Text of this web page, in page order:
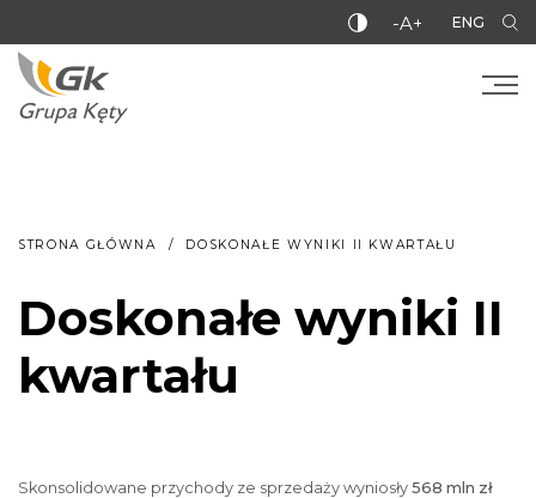
-A+ ENG
STRONA GŁÓWNA DOSKONAŁE WYNIKI II KWARTAŁU
Doskonałe wyniki II
kwartału
Skonsolidowane przychody ze sprzedaży wyniosły 568 mln zł